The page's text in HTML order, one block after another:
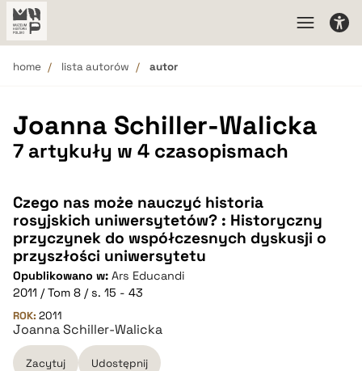
home lista autorów autor
Joanna Schiller-Walicka
7 artykuły w 4 czasopismach
Czego nas może nauczyć historia
rosyjskich uniwersytetów? : Historyczny
przyczynek do współczesnych dyskusji o
przyszłości uniwersytetu
Opublikowano w: Ars Educandi
2011 / Tom 8 / s. 15 - 43
ROK: 2011
Joanna Schiller-Walicka
Zacytuj Udostępnij